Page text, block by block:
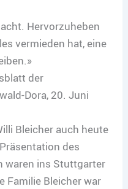
Hervorzuheben
vermieden hat, eine
der
Dora, 20. Juni
Bleicher auch heute
des
waren ins Stuttgarter
Familie Bleicher war